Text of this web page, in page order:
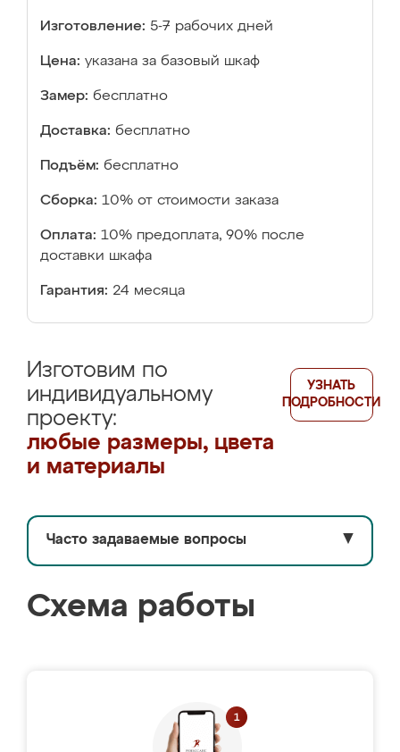
Изготовление: 5-7 рабочих дней
Цена: указана за базовый шкаф
Замер: бесплатно
Доставка: бесплатно
Подъём: бесплатно
Сборка: 10% от стоимости заказа
Оплата: 10% предоплата, 90% после
доставки шкафа
Гарантия: 24 месяца
Изготовим по
индивидуальному
проекту:
любые размеры, цвета
и материалы
УЗНАТЬ
ПОДРОБНОСТИ
Часто задаваемые вопросы ▼
Схема работы